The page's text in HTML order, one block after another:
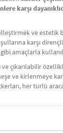
karşı
ve estetik
karşı
amaçlarla
ve çıkarılabilir
ve kirlenmeye
her türlü